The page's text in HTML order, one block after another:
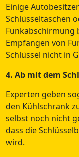
Einige
Schlüsseltaschen
Funkabschirmung
Empfangen von
Schlüssel nicht in
4. Ab mit dem
Experten geben
den Kühlschrank
selbst noch nicht
dass die
wird.